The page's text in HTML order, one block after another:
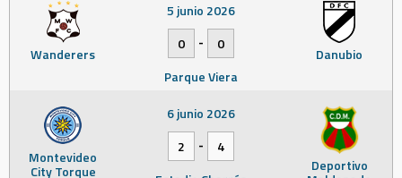
Wanderers Danubio
5 junio 2026
0
-
0
Parque Viera
Montevideo
City Torque Deportivo
6 junio 2026
2
-
4